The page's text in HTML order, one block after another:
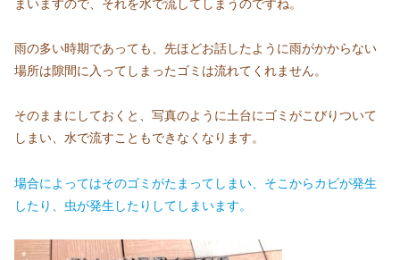
まいますので、それを水で流してしまうのですね。
雨の多い時期であっても、先ほどお話したように雨がかからない
場所は隙間に入ってしまったゴミは流れてくれません。
そのままにしておくと、写真のように土台にゴミがこびりついて
しまい、水で流すこともできなくなります。
場合によってはそのゴミがたまってしまい、そこからカビが発生
したり、虫が発生したりしてしまいます。